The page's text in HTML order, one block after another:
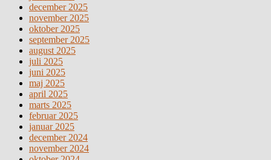
december 2025
november 2025
oktober 2025
september 2025
august 2025
juli 2025
juni 2025
maj 2025
april 2025
marts 2025
februar 2025
januar 2025
december 2024
november 2024